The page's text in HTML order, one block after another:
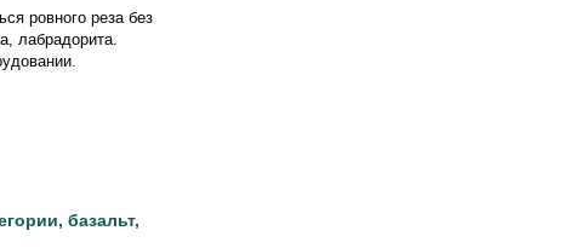
ровного реза без
лабрадорита.
базальт,